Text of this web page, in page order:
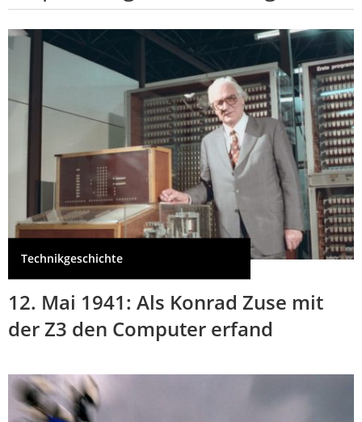
Technikgeschichte
12. Mai 1941: Als Konrad Zuse mit
der Z3 den Computer erfand